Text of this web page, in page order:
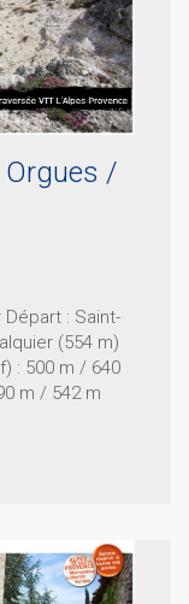
Orgues /
Départ : Saint-
(554 m)
: 500 m / 640
m / 542 m